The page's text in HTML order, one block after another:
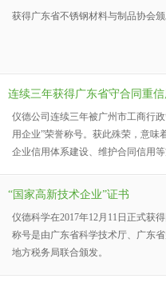
获得广东省不锈钢材料与制品协会
连续三年获得广东省守合同重
仪德公司连续三年被广州市工商行
用企业”荣誉称号。获此殊荣，意味
企业信用体系建设、维护合同信用
“国家高新技术企业”证书
仪德科学在2017年12月11日正式获
称号是由广东省科学技术厅、广东
地方税务局联合颁发。